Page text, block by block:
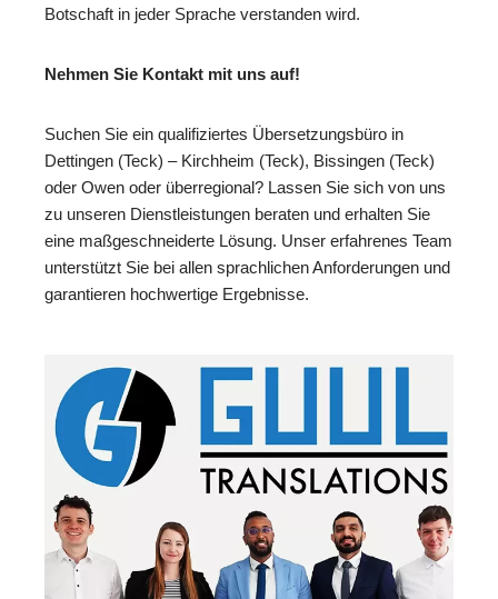
Botschaft in jeder Sprache verstanden wird.
Nehmen Sie Kontakt mit uns auf!
Suchen Sie ein qualifiziertes Übersetzungsbüro in
Dettingen (Teck) – Kirchheim (Teck), Bissingen (Teck)
oder Owen oder überregional? Lassen Sie sich von uns
zu unseren Dienstleistungen beraten und erhalten Sie
eine maßgeschneiderte Lösung. Unser erfahrenes Team
unterstützt Sie bei allen sprachlichen Anforderungen und
garantieren hochwertige Ergebnisse.